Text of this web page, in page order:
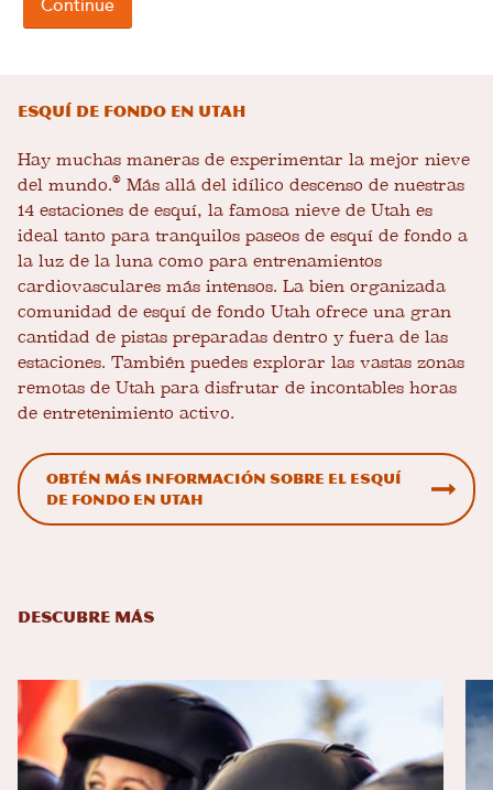
Esquí de fondo en Utah
Hay muchas maneras de experimentar la mejor nieve
del mundo.® Más allá del idílico descenso de nuestras
14 estaciones de esquí, la famosa nieve de Utah es
ideal tanto para tranquilos paseos de esquí de fondo a
la luz de la luna como para entrenamientos
cardiovasculares más intensos. La bien organizada
comunidad de esquí de fondo Utah ofrece una gran
cantidad de pistas preparadas dentro y fuera de las
estaciones. También puedes explorar las vastas zonas
remotas de Utah para disfrutar de incontables horas
de entretenimiento activo.
Obtén más información sobre el esquí
de fondo en Utah
DESCUBRE MÁS